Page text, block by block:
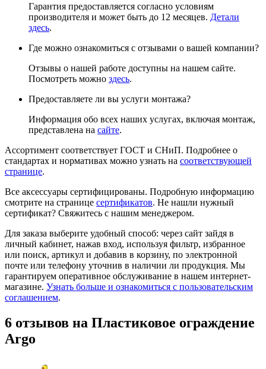
Гарантия предоставляется согласно условиям
производителя и может быть до 12 месяцев. Детали
здесь.
Где можно ознакомиться с отзывами о вашей компании?
Отзывы о нашей работе доступны на нашем сайте.
Посмотреть можно здесь.
Предоставляете ли вы услуги монтажа?
Информация обо всех наших услугах, включая монтаж,
представлена на сайте.
Ассортимент соответствует ГОСТ и СНиП. Подробнее о
стандартах и нормативах можно узнать на соответствующей
странице.
Все аксессуары сертифицированы. Подробную информацию
смотрите на странице сертификатов. Не нашли нужный
сертификат? Свяжитесь с нашим менеджером.
Для заказа выберите удобный способ: через сайт зайдя в
личный кабинет, нажав вход, используя фильтр, избранное
или поиск, артикул и добавив в корзину, по электронной
почте или телефону уточнив в наличии ли продукция. Мы
гарантируем оперативное обслуживание в нашем интернет-
магазине. Узнать больше и ознакомиться с пользовательским
соглашением.
6 отзывов на Пластиковое ограждение
Argo